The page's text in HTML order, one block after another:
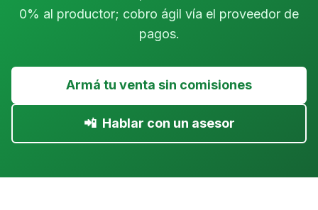
0% al productor; cobro ágil vía el proveedor de
pagos.
Armá tu venta sin comisiones
📲 Hablar con un asesor